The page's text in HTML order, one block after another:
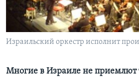
Learning English
СОЦИАЛЬНЫЕ СЕТИ
Израильский оркестр исполнит
Многие в Израиле не приемлют